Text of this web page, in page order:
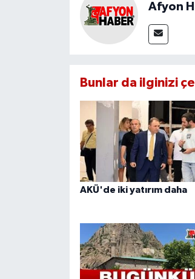
Afyon
Bunlar da ilginizi
AKÜ'de iki yatırım daha